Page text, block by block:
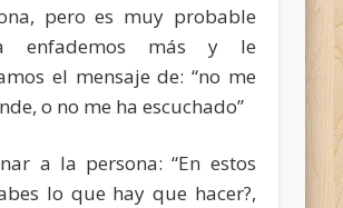
pero es muy probable
enfademos más y le
el mensaje de: “no me
o no me ha escuchado”
a la persona: “En estos
lo que hay que hacer?,